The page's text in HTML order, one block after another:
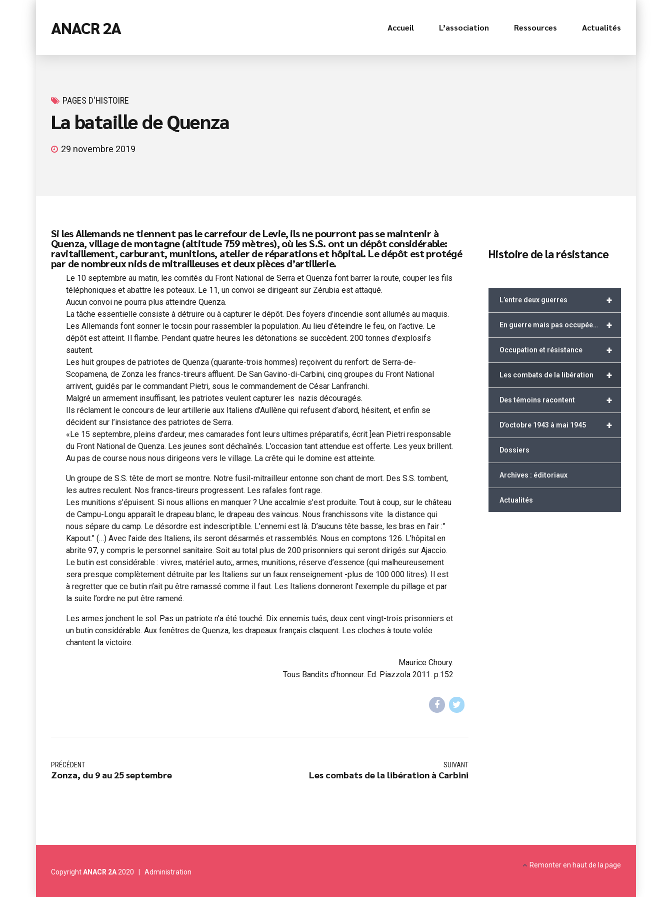
ANACR 2A Accueil L’association Ressources Actualités
PAGES D'HISTOIRE
La bataille de Quenza
29 novembre 2019
Si les Allemands ne tiennent pas le carrefour de Levie, ils ne pourront pas se maintenir à
Quenza, village de montagne (altitude 759 mètres), où les S.S. ont un dépôt considérable:
ravitaillement, carburant, munitions, atelier de réparations et hôpital. Le dépôt est protégé
par de nombreux nids de mitrailleuses et deux pièces d’artillerie.
Le 10 septembre au matin, les comités du Front National de Serra et Quenza font barrer la route, couper les fils
téléphoniques et abattre les poteaux. Le 11, un convoi se dirigeant sur Zérubia est attaqué.
Aucun convoi ne pourra plus atteindre Quenza.
La tâche essentielle consiste à détruire ou à capturer le dépôt. Des foyers d’incendie sont allumés au maquis.
Les Allemands font sonner le tocsin pour rassembler la population. Au lieu d’éteindre le feu, on l’active. Le
dépôt est atteint. Il flambe. Pendant quatre heures les détonations se succèdent. 200 tonnes d’explosifs
sautent.
Les huit groupes de patriotes de Quenza (quarante-trois hommes) reçoivent du renfort: de Serra-de-
Scopamena, de Zonza les francs-tireurs affluent. De San Gavino-di-Carbini, cinq groupes du Front National
arrivent, guidés par le commandant Pietri, sous le commandement de César Lanfranchi.
Malgré un armement insuffisant, les patriotes veulent capturer les nazis découragés.
Ils réclament le concours de leur artillerie aux Italiens d’Aullène qui refusent d’abord, hésitent, et enfin se
décident sur l’insistance des patriotes de Serra.
«Le 15 septembre, pleins d’ardeur, mes camarades font leurs ultimes préparatifs, écrit ]ean Pietri responsable
du Front National de Quenza. Les jeunes sont déchaînés. L’occasion tant attendue est offerte. Les yeux brillent.
Au pas de course nous nous dirigeons vers le village. La crête qui le domine est atteinte.
Un groupe de S.S. tête de mort se montre. Notre fusil-mitrailleur entonne son chant de mort. Des S.S. tombent,
les autres reculent. Nos francs-tireurs progressent. Les rafales font rage.
Les munitions s’épuisent. Si nous allions en manquer ? Une accalmie s’est produite. Tout à coup, sur le château
de Campu-Longu apparaît le drapeau blanc, le drapeau des vaincus. Nous franchissons vite la distance qui
nous sépare du camp. Le désordre est indescriptible. L’ennemi est là. D’aucuns tête basse, les bras en l’air :”
Kapout.” (…) Avec l’aide des Italiens, ils seront désarmés et rassemblés. Nous en comptons 126. L’hôpital en
abrite 97, y compris le personnel sanitaire. Soit au total plus de 200 prisonniers qui seront dirigés sur Ajaccio.
Le butin est considérable : vivres, matériel auto;, armes, munitions, réserve d’essence (qui malheureusement
sera presque complètement détruite par les Italiens sur un faux renseignement -plus de 100 000 litres). Il est
à regretter que ce butin n’ait pu être ramassé comme il faut. Les Italiens donneront l’exemple du pillage et par
la suite l’ordre ne put être ramené.
Les armes jonchent le sol. Pas un patriote n’a été touché. Dix ennemis tués, deux cent vingt-trois prisonniers et
un butin considérable. Aux fenêtres de Quenza, les drapeaux français claquent. Les cloches à toute volée
chantent la victoire.
Maurice Choury.
Tous Bandits d’honneur. Ed. Piazzola 2011. p.152
PRÉCÉDENT
Zonza, du 9 au 25 septembre
SUIVANT
Les combats de la libération à Carbini
Histoire de la résistance
+
L’entre deux guerres
+
En guerre mais pas occupée…
+
Occupation et résistance
+
Les combats de la libération
+
Des témoins racontent
+
D’octobre 1943 à mai 1945
Dossiers
Archives : éditoriaux
Actualités
CopyrightANACR 2A 2020 | Administration
Remonter en haut de la page